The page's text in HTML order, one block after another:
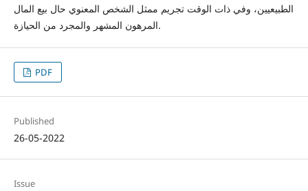
الطبيعيين، وفي ذات الوقت تجريم ممثل الشخص المعنوي حال بيع المال
المرهون المشهر والمجرد من الحيازة.
PDF
Published
26-05-2022
Issue